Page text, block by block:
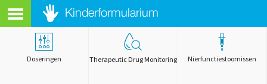
Doseringen Therapeutic Drug Monitoring Nierfunctiestoornissen